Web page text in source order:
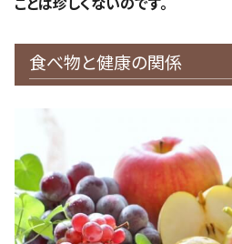
ことは珍しくないのです。
食べ物と健康の関係